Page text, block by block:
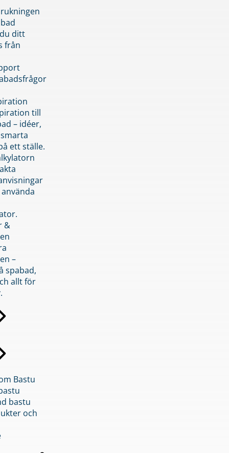
ditt
från
till
– idéer,
ett ställe.
&
–
spabad,
allt för
Bastu
bastu
och